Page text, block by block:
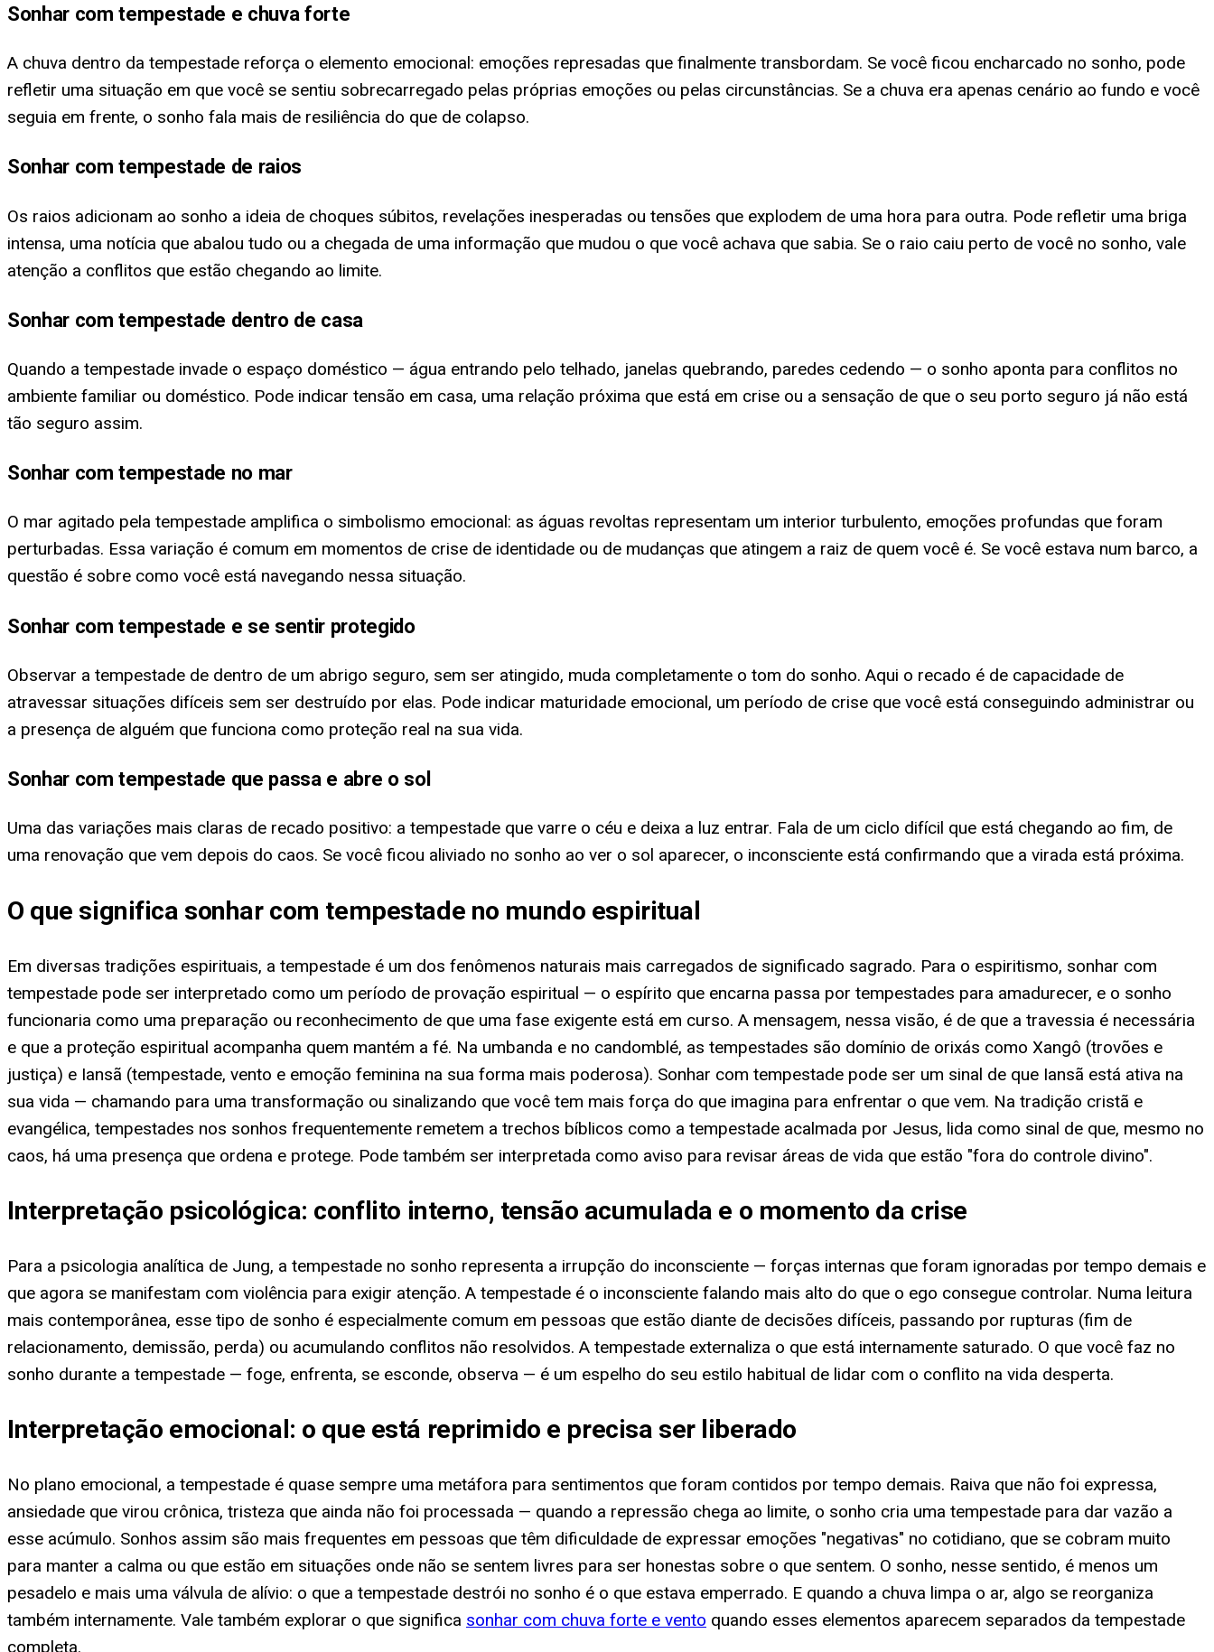
Sonhar com tempestade e chuva forte
A chuva dentro da tempestade reforça o elemento emocional: emoções represadas que finalmente transbordam. Se você ficou encharcado no sonho, pode
refletir uma situação em que você se sentiu sobrecarregado pelas próprias emoções ou pelas circunstâncias. Se a chuva era apenas cenário ao fundo e você
seguia em frente, o sonho fala mais de resiliência do que de colapso.
Sonhar com tempestade de raios
Os raios adicionam ao sonho a ideia de choques súbitos, revelações inesperadas ou tensões que explodem de uma hora para outra. Pode refletir uma briga
intensa, uma notícia que abalou tudo ou a chegada de uma informação que mudou o que você achava que sabia. Se o raio caiu perto de você no sonho, vale
atenção a conflitos que estão chegando ao limite.
Sonhar com tempestade dentro de casa
Quando a tempestade invade o espaço doméstico — água entrando pelo telhado, janelas quebrando, paredes cedendo — o sonho aponta para conflitos no
ambiente familiar ou doméstico. Pode indicar tensão em casa, uma relação próxima que está em crise ou a sensação de que o seu porto seguro já não está
tão seguro assim.
Sonhar com tempestade no mar
O mar agitado pela tempestade amplifica o simbolismo emocional: as águas revoltas representam um interior turbulento, emoções profundas que foram
perturbadas. Essa variação é comum em momentos de crise de identidade ou de mudanças que atingem a raiz de quem você é. Se você estava num barco, a
questão é sobre como você está navegando nessa situação.
Sonhar com tempestade e se sentir protegido
Observar a tempestade de dentro de um abrigo seguro, sem ser atingido, muda completamente o tom do sonho. Aqui o recado é de capacidade de
atravessar situações difíceis sem ser destruído por elas. Pode indicar maturidade emocional, um período de crise que você está conseguindo administrar ou
a presença de alguém que funciona como proteção real na sua vida.
Sonhar com tempestade que passa e abre o sol
Uma das variações mais claras de recado positivo: a tempestade que varre o céu e deixa a luz entrar. Fala de um ciclo difícil que está chegando ao fim, de
uma renovação que vem depois do caos. Se você ficou aliviado no sonho ao ver o sol aparecer, o inconsciente está confirmando que a virada está próxima.
O que significa sonhar com tempestade no mundo espiritual
Em diversas tradições espirituais, a tempestade é um dos fenômenos naturais mais carregados de significado sagrado. Para o espiritismo, sonhar com
tempestade pode ser interpretado como um período de provação espiritual — o espírito que encarna passa por tempestades para amadurecer, e o sonho
funcionaria como uma preparação ou reconhecimento de que uma fase exigente está em curso. A mensagem, nessa visão, é de que a travessia é necessária
e que a proteção espiritual acompanha quem mantém a fé. Na umbanda e no candomblé, as tempestades são domínio de orixás como Xangô (trovões e
justiça) e Iansã (tempestade, vento e emoção feminina na sua forma mais poderosa). Sonhar com tempestade pode ser um sinal de que Iansã está ativa na
sua vida — chamando para uma transformação ou sinalizando que você tem mais força do que imagina para enfrentar o que vem. Na tradição cristã e
evangélica, tempestades nos sonhos frequentemente remetem a trechos bíblicos como a tempestade acalmada por Jesus, lida como sinal de que, mesmo no
caos, há uma presença que ordena e protege. Pode também ser interpretada como aviso para revisar áreas de vida que estão "fora do controle divino".
Interpretação psicológica: conflito interno, tensão acumulada e o momento da crise
Para a psicologia analítica de Jung, a tempestade no sonho representa a irrupção do inconsciente — forças internas que foram ignoradas por tempo demais e
que agora se manifestam com violência para exigir atenção. A tempestade é o inconsciente falando mais alto do que o ego consegue controlar. Numa leitura
mais contemporânea, esse tipo de sonho é especialmente comum em pessoas que estão diante de decisões difíceis, passando por rupturas (fim de
relacionamento, demissão, perda) ou acumulando conflitos não resolvidos. A tempestade externaliza o que está internamente saturado. O que você faz no
sonho durante a tempestade — foge, enfrenta, se esconde, observa — é um espelho do seu estilo habitual de lidar com o conflito na vida desperta.
Interpretação emocional: o que está reprimido e precisa ser liberado
No plano emocional, a tempestade é quase sempre uma metáfora para sentimentos que foram contidos por tempo demais. Raiva que não foi expressa,
ansiedade que virou crônica, tristeza que ainda não foi processada — quando a repressão chega ao limite, o sonho cria uma tempestade para dar vazão a
esse acúmulo. Sonhos assim são mais frequentes em pessoas que têm dificuldade de expressar emoções "negativas" no cotidiano, que se cobram muito
para manter a calma ou que estão em situações onde não se sentem livres para ser honestas sobre o que sentem. O sonho, nesse sentido, é menos um
pesadelo e mais uma válvula de alívio: o que a tempestade destrói no sonho é o que estava emperrado. E quando a chuva limpa o ar, algo se reorganiza
também internamente. Vale também explorar o que significa sonhar com chuva forte e vento quando esses elementos aparecem separados da tempestade
completa.